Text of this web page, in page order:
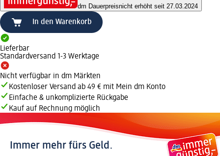
dm Dauerpreisnicht erhöht seit 27.03.2024
In den Warenkorb
Lieferbar
Standardversand 1-3 Werktage
Nicht verfügbar in dm Märkten
Kostenloser Versand ab 49 € mit Mein dm Konto
Einfache & unkomplizierte Rückgabe
Kauf auf Rechnung möglich
Immer mehr fürs Geld.